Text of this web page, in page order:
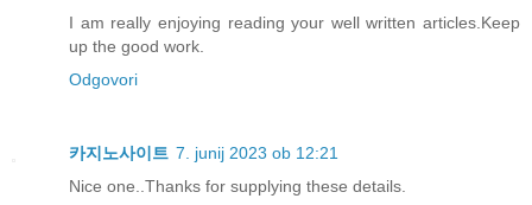
I am really enjoying reading your well written articles.Keep
up the good work.
Odgovori
카지노사이트 7. junij 2023 ob 12:21
Nice one..Thanks for supplying these details.